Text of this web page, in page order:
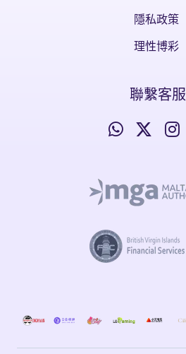
隱私政策
理性博彩
聯繫客服